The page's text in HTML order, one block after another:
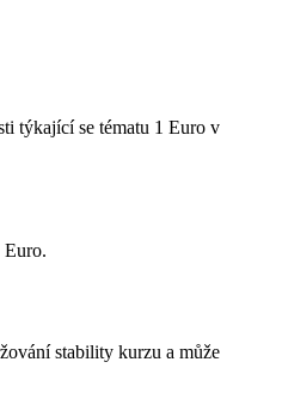
týkající se tématu 1 Euro v
Euro.
stability kurzu a může